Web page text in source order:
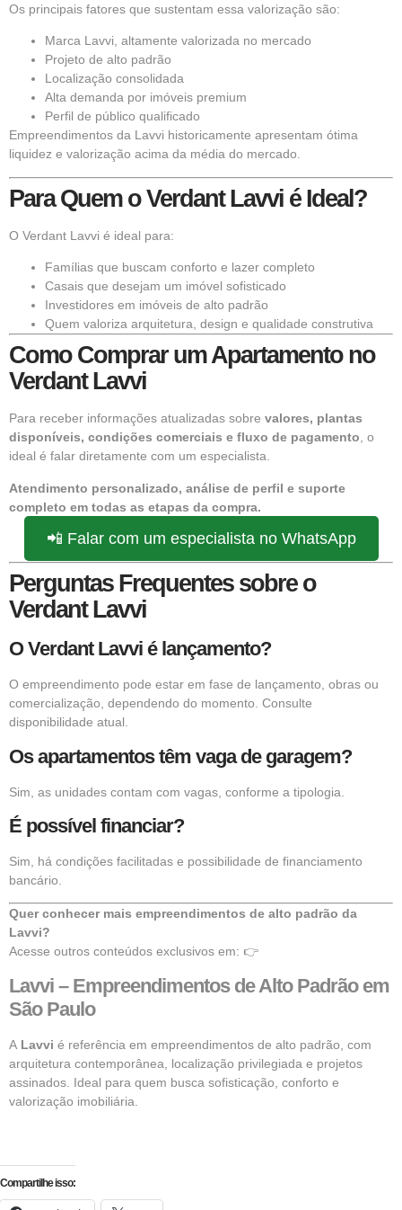
Os principais fatores que sustentam essa valorização são:
Marca Lavvi, altamente valorizada no mercado
Projeto de alto padrão
Localização consolidada
Alta demanda por imóveis premium
Perfil de público qualificado
Empreendimentos da Lavvi historicamente apresentam ótima
liquidez e valorização acima da média do mercado.
Para Quem o Verdant Lavvi é Ideal?
O Verdant Lavvi é ideal para:
Famílias que buscam conforto e lazer completo
Casais que desejam um imóvel sofisticado
Investidores em imóveis de alto padrão
Quem valoriza arquitetura, design e qualidade construtiva
Como Comprar um Apartamento no
Verdant Lavvi
Para receber informações atualizadas sobre valores, plantas
disponíveis, condições comerciais e fluxo de pagamento , o
ideal é falar diretamente com um especialista.
Atendimento personalizado, análise de perfil e suporte
completo em todas as etapas da compra.
📲 Falar com um especialista no WhatsApp
Perguntas Frequentes sobre o
Verdant Lavvi
O Verdant Lavvi é lançamento?
O empreendimento pode estar em fase de lançamento, obras ou
comercialização, dependendo do momento. Consulte
disponibilidade atual.
Os apartamentos têm vaga de garagem?
Sim, as unidades contam com vagas, conforme a tipologia.
É possível financiar?
Sim, há condições facilitadas e possibilidade de financiamento
bancário.
Quer conhecer mais empreendimentos de alto padrão da
Lavvi?
Acesse outros conteúdos exclusivos em: 👉
Lavvi – Empreendimentos de Alto Padrão em
São Paulo
A Lavvi é referência em empreendimentos de alto padrão, com
arquitetura contemporânea, localização privilegiada e projetos
assinados. Ideal para quem busca sofisticação, conforto e
valorização imobiliária.
Compartilhe isso: